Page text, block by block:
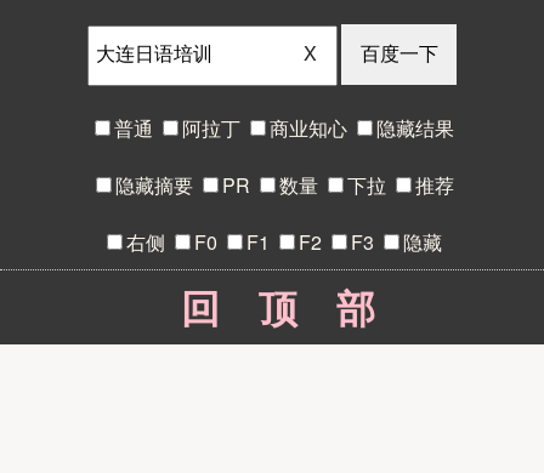
X
普通 阿拉丁 商业知心 隐藏结果
隐藏摘要 PR 数量 下拉 推荐
右侧 F0 F1 F2 F3 隐藏
回顶部